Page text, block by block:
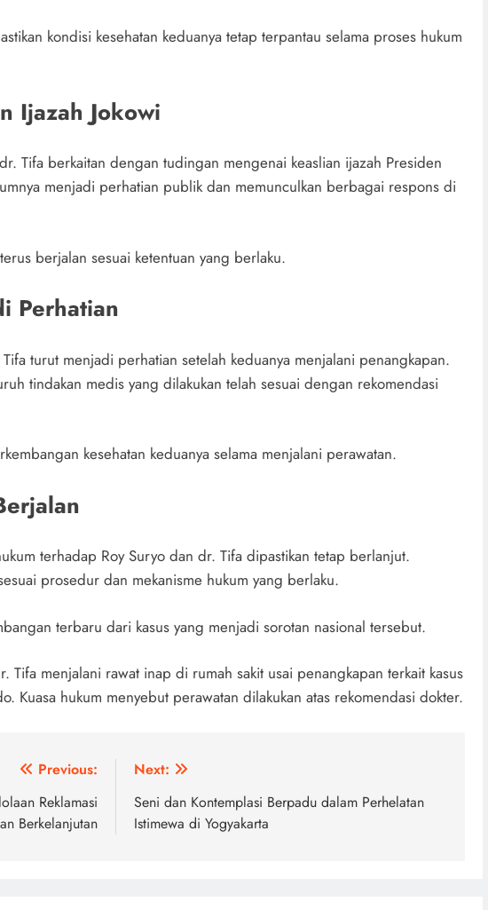
kondisi kesehatan keduanya tetap terpantau selama proses hukum
Ijazah Jokowi
Tifa berkaitan dengan tudingan mengenai keaslian ijazah Presiden
menjadi perhatian publik dan memunculkan berbagai respons di
berjalan sesuai ketentuan yang berlaku.
Perhatian
turut menjadi perhatian setelah keduanya menjalani penangkapan.
tindakan medis yang dilakukan telah sesuai dengan rekomendasi
kesehatan keduanya selama menjalani perawatan.
terhadap Roy Suryo dan dr. Tifa dipastikan tetap berlanjut.
prosedur dan mekanisme hukum yang berlaku.
terbaru dari kasus yang menjadi sorotan nasional tersebut.
Tifa menjalani rawat inap di rumah sakit usai penangkapan terkait kasus
Kuasa hukum menyebut perawatan dilakukan atas rekomendasi dokter.
Previous:
Reklamasi
Berkelanjutan
Next:
Seni dan Kontemplasi Berpadu dalam Perhelatan
Istimewa di Yogyakarta